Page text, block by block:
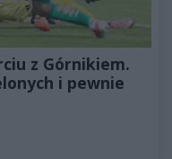
z Górnikiem.
i pewnie